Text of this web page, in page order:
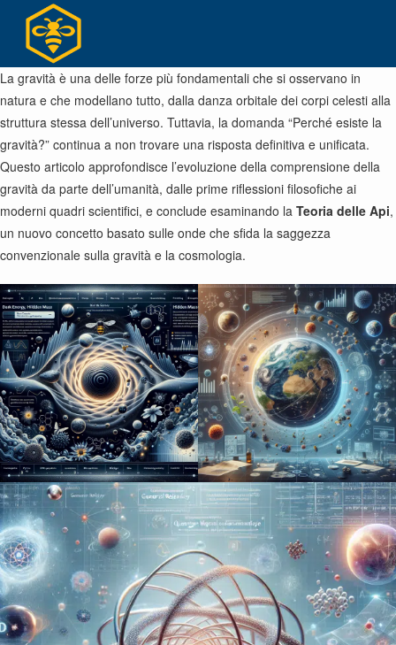
contenuto
La gravità è una delle forze più fondamentali che si osservano in
natura e che modellano tutto, dalla danza orbitale dei corpi celesti alla
struttura stessa dell’universo. Tuttavia, la domanda “Perché esiste la
gravità?” continua a non trovare una risposta definitiva e unificata.
Questo articolo approfondisce l’evoluzione della comprensione della
gravità da parte dell’umanità, dalle prime riflessioni filosofiche ai
moderni quadri scientifici, e conclude esaminando la Teoria delle Api,
un nuovo concetto basato sulle onde che sfida la saggezza
convenzionale sulla gravità e la cosmologia.